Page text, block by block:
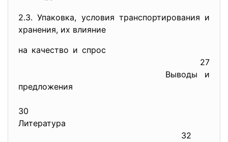
2.3. Упаковка, условия транспортирования и
хранения, их влияние
на качество и спрос
27
Выводы и
предложения
30
Литература
32